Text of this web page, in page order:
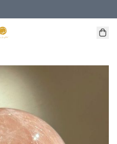
適用於 特定的送貨方式 )